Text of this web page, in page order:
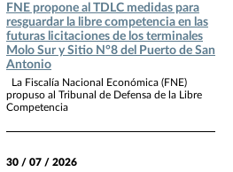
FNE propone al TDLC medidas para
resguardar la libre competencia en las
futuras licitaciones de los terminales
Molo Sur y Sitio N°8 del Puerto de San
Antonio
La Fiscalía Nacional Económica (FNE)
propuso al Tribunal de Defensa de la Libre
Competencia
30 / 07 / 2026